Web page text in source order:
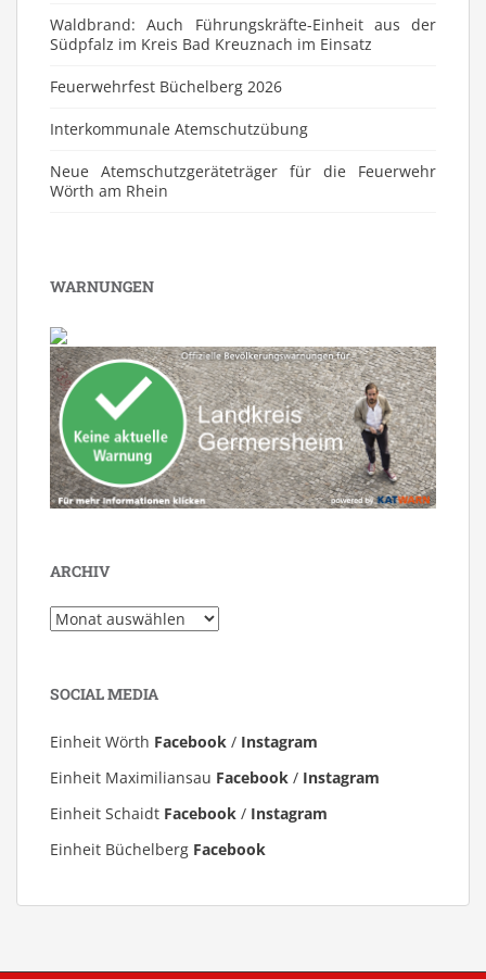
Waldbrand: Auch Führungskräfte-Einheit aus der
Südpfalz im Kreis Bad Kreuznach im Einsatz
Feuerwehrfest Büchelberg 2026
⁠Interkommunale Atemschutzübung
Neue Atemschutzgeräteträger für die Feuerwehr
Wörth am Rhein
WARNUNGEN
ARCHIV
Archiv
SOCIAL MEDIA
Einheit Wörth Facebook / Instagram
Einheit Maximiliansau Facebook / Instagram
Einheit Schaidt Facebook / Instagram
Einheit Büchelberg Facebook